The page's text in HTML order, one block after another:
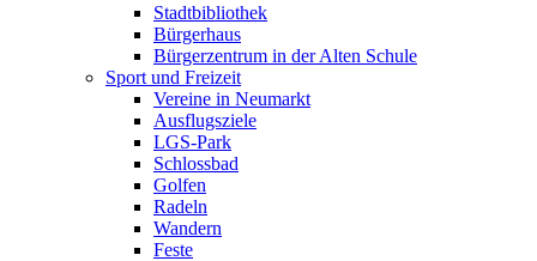
Stadtbibliothek
Bürgerhaus
Bürgerzentrum in der Alten Schule
Sport und Freizeit
Vereine in Neumarkt
Ausflugsziele
LGS-Park
Schlossbad
Golfen
Radeln
Wandern
Feste